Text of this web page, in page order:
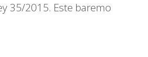
35/2015. Este baremo